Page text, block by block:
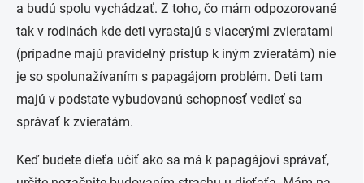
a budú spolu vychádzať. Z toho, čo mám odpozorované
tak v rodinách kde deti vyrastajú s viacerými zvieratami
(prípadne majú pravidelný prístup k iným zvieratám) nie
je so spolunažívaním s papagájom problém. Deti tam
majú v podstate vybudovanú schopnosť vedieť sa
správať k zvieratám.
Keď budete dieťa učiť ako sa má k papagájovi správať,